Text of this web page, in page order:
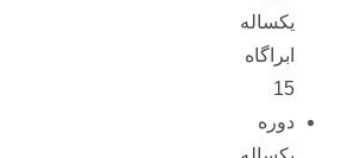
یکساله
ابراگاه
15
دوره